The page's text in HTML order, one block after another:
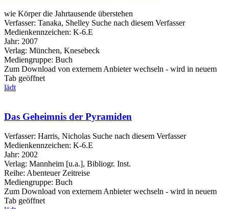
wie Körper die Jahrtausende überstehen
Verfasser: Tanaka, Shelley Suche nach diesem Verfasser
Medienkennzeichen: K-6.E
Jahr: 2007
Verlag: München, Knesebeck
Mediengruppe: Buch
Zum Download von externem Anbieter wechseln - wird in neuem
Tab geöffnet
lädt
Das Geheimnis der Pyramiden
Verfasser: Harris, Nicholas Suche nach diesem Verfasser
Medienkennzeichen: K-6.E
Jahr: 2002
Verlag: Mannheim [u.a.], Bibliogr. Inst.
Reihe: Abenteuer Zeitreise
Mediengruppe: Buch
Zum Download von externem Anbieter wechseln - wird in neuem
Tab geöffnet